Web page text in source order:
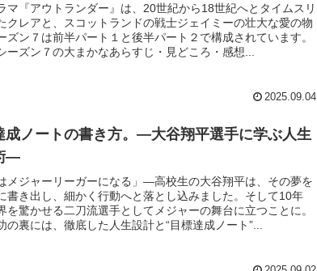
マ『アウトランダー』は、20世紀から18世紀へとタイムスリ
クレアと、スコットランドの戦士ジェイミーの壮大な愛の物
ズン７は前半パート１と後半パート２で構成されています。
ーズン７の大まかなあらすじ・見どころ・感想...
2025.09.04
成ノートの書き方。―大谷翔平選手に学ぶ人生
―
メジャーリーガーになる」―高校生の大谷翔平は、その夢を
書き出し、細かく行動へと落とし込みました。そして10年
を驚かせる二刀流選手としてメジャーの舞台に立つことに。
の裏には、徹底した人生設計と“目標達成ノート”...